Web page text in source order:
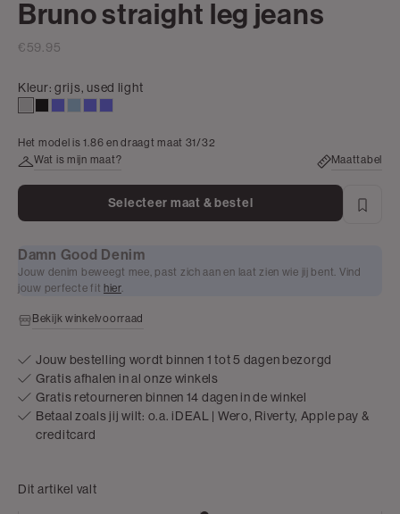
Bruno straight leg jeans
€59.95
Kleur:grijs, used light
lightdark lightwashed
washed
Het model is 1.86 en draagt maat 31/32
Wat is mijn maat?
Maattabel
Selecteer maat & bestel
Damn Good Denim
Jouw denim beweegt mee, past zich aan en laat zien wie jij bent. Vind
jouw perfecte fit hier.
Bekijk winkelvoorraad
Jouw bestelling wordt binnen 1 tot 5 dagen bezorgd
Gratis afhalen in al onze winkels
Gratis retourneren binnen 14 dagen in de winkel
Betaal zoals jij wilt: o.a. iDEAL | Wero, Riverty, Apple pay &
creditcard
Dit artikel valt